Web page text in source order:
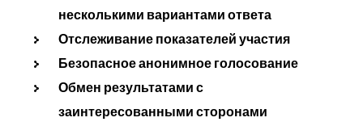
несколькими вариантами ответа
Отслеживание показателей участия
Безопасное анонимное голосование
Обмен результатами с
заинтересованными сторонами